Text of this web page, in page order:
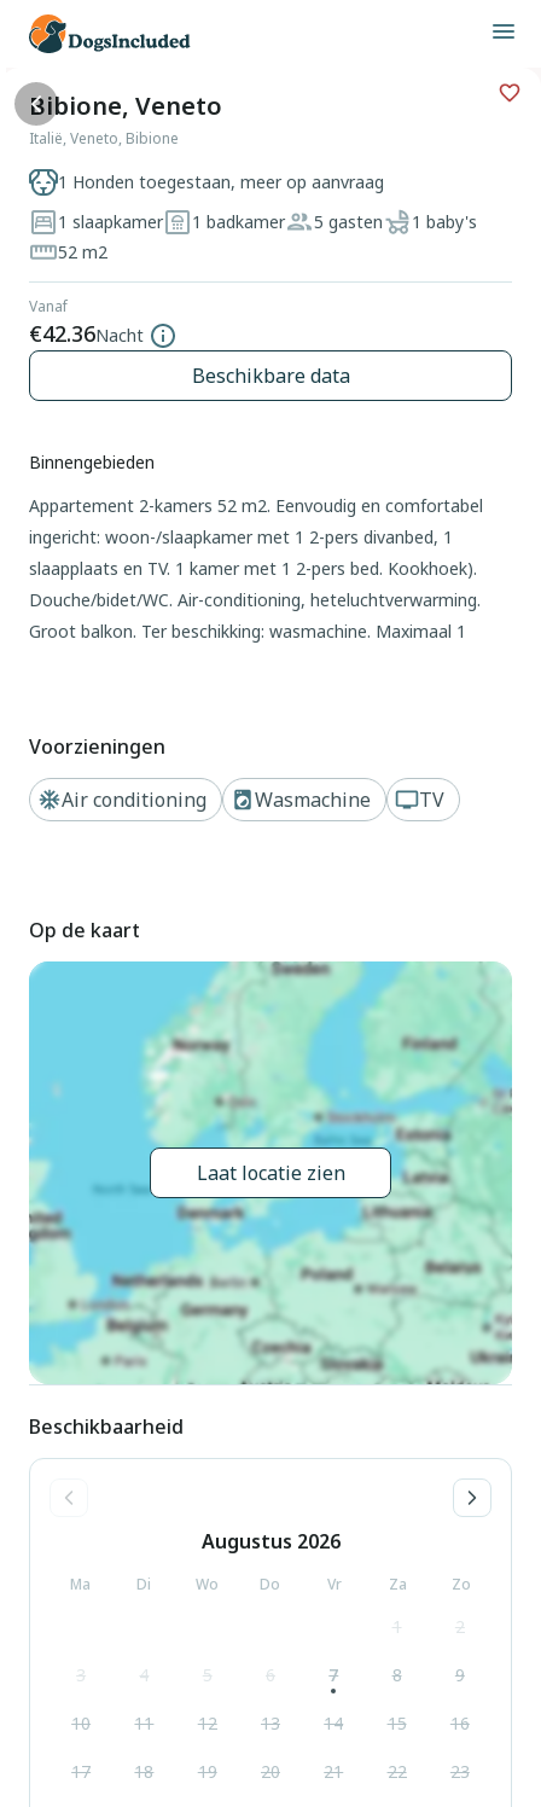
Bibione, Veneto
Italië, Veneto, Bibione
1 Honden toegestaan, meer op aanvraag
1 slaapkamer
1 badkamer 5 gasten
1 baby's
52 m2
Vanaf
€42.36Nacht
Beschikbare data
Binnengebieden
Appartement 2-kamers 52 m2. Eenvoudig en comfortabel
ingericht: woon-/slaapkamer met 1 2-pers divanbed, 1
slaapplaats en TV. 1 kamer met 1 2-pers bed. Kookhoek).
Douche/bidet/WC. Air-conditioning, heteluchtverwarming.
Groot balkon. Ter beschikking: wasmachine. Maximaal 1
Residentie "Simma". In het centrum van Bibione, van zee,
650 m van het strand. Parkeerplaats bij het huis. Supermarkt,
restaurant, bar, café 500 m, bushalte 150 m, zandstrand 650
Voorzieningen
Air conditioning
Wasmachine TV
Op de kaart
Laat locatie zien
Beschikbaarheid
Augustus 2026
Ma Di Wo Do Vr Za Zo
1 2
3 4 5 6 7 8 9
10 11 12 13 14 15 16
17 18 19 20 21 22 23